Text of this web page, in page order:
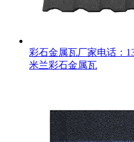
彩石金属瓦厂家电话：
米兰彩石金属瓦